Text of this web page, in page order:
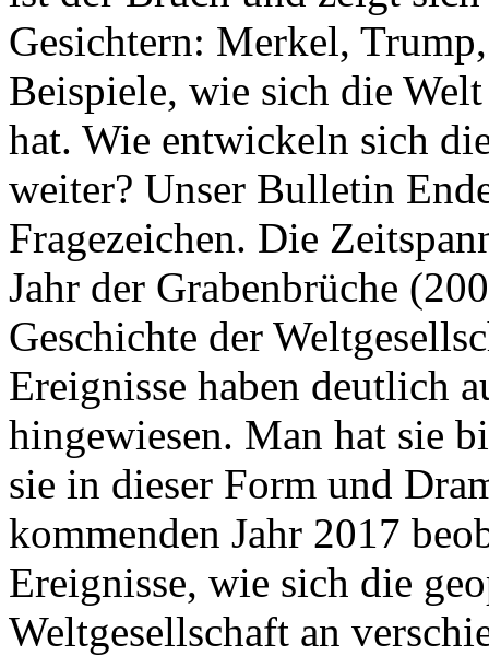
Gesichtern: Merkel,
Beispiele, wie sich die
hat. Wie entwickeln sich
weiter? Unser Bulletin
Fragezeichen. Die
Jahr der Grabenbrüche
Geschichte der
Ereignisse haben deutlich
hingewiesen. Man hat sie
sie in dieser Form und
kommenden Jahr 2017
Ereignisse, wie sich die
Weltgesellschaft an